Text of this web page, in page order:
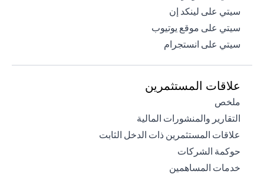
سيتي على لينكد إن
سيتي على موقع يوتيوب
سيتي على انستجرام
علاقات المستثمرين
ملخص
التقارير والمنشورات المالية
علاقات المستثمرين ذات الدخل الثابت
حوكمة الشركات
خدمات المساهمين